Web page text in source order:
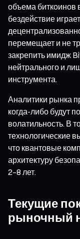
объема биткоинов
бездействие
перемещает и не
закрепить имидж
нейтрального и
инструмента.
Аналитики рынка
когда-либо будут
волатильность. В
технологические
что квантовые
архитектуру
2–8 лет.
Текущие
рыночный